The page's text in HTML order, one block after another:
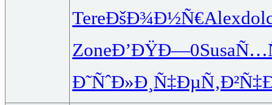
TereÐšÐ¾Ð½Ñ€Alex
ZoneÐ’ÐŸÐ—0Susa
Ð˜ÑˆÐ»Ð¸ Ñ‡ÐµÑ‚Ð²